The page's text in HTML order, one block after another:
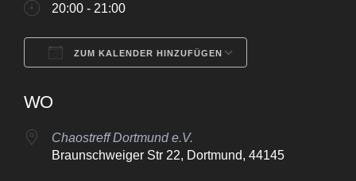
20:00 - 21:00
ZUM KALENDER HINZUFÜGEN
WO
Chaostreff Dortmund e.V.
Braunschweiger Str 22, Dortmund, 44145